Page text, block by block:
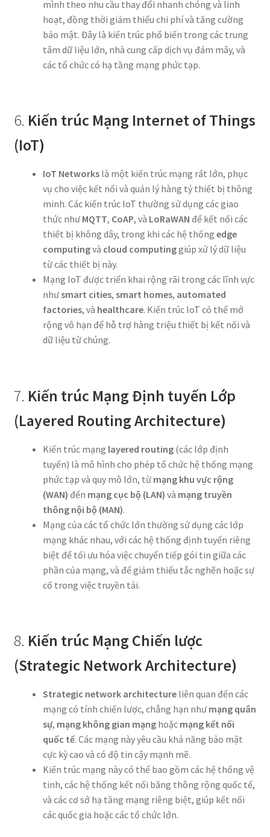
mình theo nhu cầu thay đổi nhanh chóng và linh
hoạt, đồng thời giảm thiểu chi phí và tăng cường
bảo mật. Đây là kiến trúc phổ biến trong các trung
tâm dữ liệu lớn, nhà cung cấp dịch vụ đám mây, và
các tổ chức có hạ tầng mạng phức tạp.
6. Kiến trúc Mạng Internet of Things
(IoT)
IoT Networkslà một kiến trúc mạng rất lớn, phục
vụ cho việc kết nối và quản lý hàng tỷ thiết bị thông
minh. Các kiến trúc IoT thường sử dụng các giao
thức như MQTT, CoAP, và LoRaWAN để kết nối các
thiết bị không dây, trong khi các hệ thống edge
computingvà cloud computinggiúp xử lý dữ liệu
từ các thiết bị này.
Mạng IoT được triển khai rộng rãi trong các lĩnh vực
nhưsmart cities, smart homes, automated
factories, và healthcare. Kiến trúc IoT có thể mở
rộng vô hạn để hỗ trợ hàng triệu thiết bị kết nối và
dữ liệu từ chúng.
7. Kiến trúc Mạng Định tuyến Lớp
(Layered Routing Architecture)
Kiến trúc mạng layered routing(các lớp định
tuyến) là mô hình cho phép tổ chức hệ thống mạng
phức tạp và quy mô lớn, từ mạng khu vực rộng
(WAN) đến mạng cục bộ (LAN) và mạng truyền
thông nội bộ (MAN).
Mạng của các tổ chức lớn thường sử dụng các lớp
mạng khác nhau, với các hệ thống định tuyến riêng
biệt để tối ưu hóa việc chuyển tiếp gói tin giữa các
phần của mạng, và để giảm thiểu tắc nghẽn hoặc sự
cố trong việc truyền tải.
8. Kiến trúc Mạng Chiến lược
(Strategic Network Architecture)
Strategic network architectureliên quan đến các
mạng có tính chiến lược, chẳng hạn như mạng quân
sự, mạng không gian mạnghoặc mạng kết nối
quốc tế. Các mạng này yêu cầu khả năng bảo mật
cực kỳ cao và có độ tin cậy mạnh mẽ.
Kiến trúc mạng này có thể bao gồm các hệ thống vệ
tinh, các hệ thống kết nối băng thông rộng quốc tế,
và các cơ sở hạ tầng mạng riêng biệt, giúp kết nối
các quốc gia hoặc các tổ chức lớn.